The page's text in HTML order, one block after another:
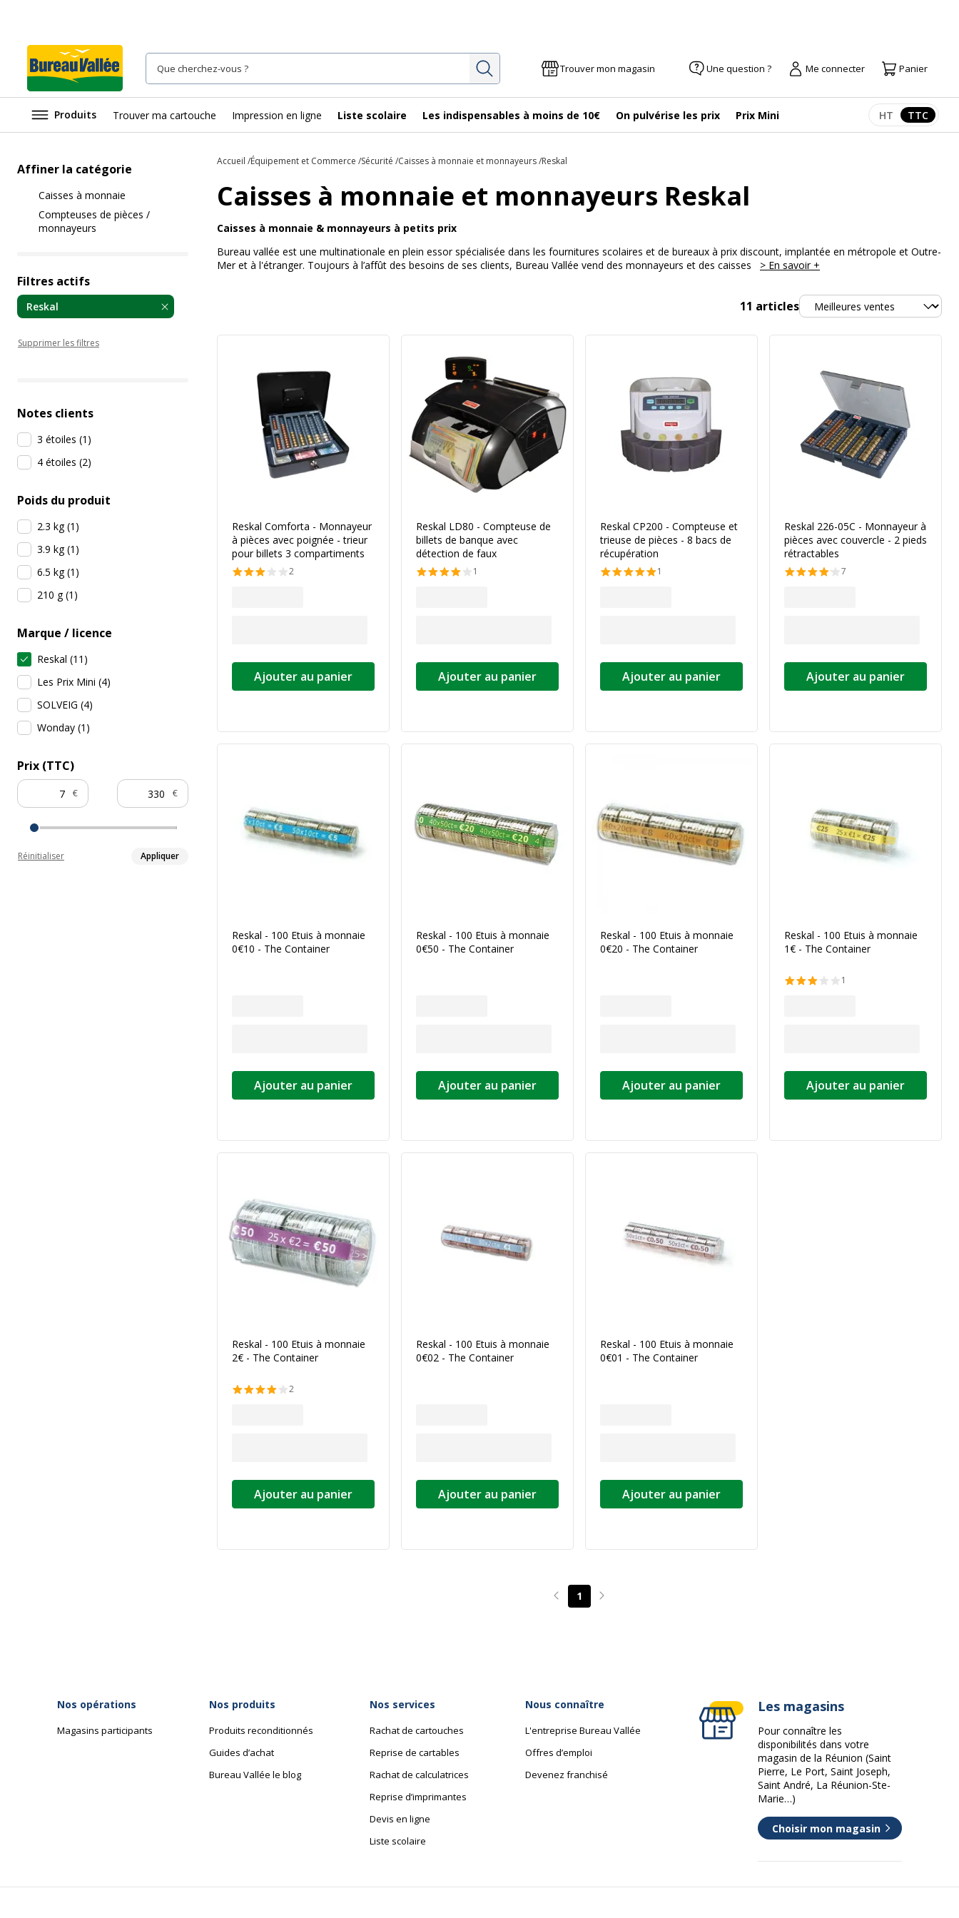
Rechercher Trouver mon magasin Une question ? Me connecter Panier
Produits Trouver ma cartouche Impression en ligne Liste scolaire Les indispensables à moins de 10€ On pulvérise les prix Prix Mini Afficher les
HT TTC
Affiner la catégorie
Caisses à monnaie
Compteuses de pièces /
monnayeurs
Filtres actifs
Reskal
Supprimer les filtres
Notes clients
3 étoiles (1 )
4 étoiles (2)
Poids du produit
2.3 kg(1 )
3.9 kg(1 )
6.5 kg(1 )
210 g(1 )
Marque / licence
Reskal (11 )
Les Prix Mini (4)
SOLVEIG (4)
Wonday (1 )
Prix (TTC)
€ €
Réinitialiser Appliquer
Accueil Équipement et Commerce Sécurité Caisses à monnaie et monnayeurs Reskal
Caisses à monnaie et monnayeurs Reskal
Caisses à monnaie & monnayeurs à petits prix
Bureau vallée est une multinationale en plein essor spécialisée dans les fournitures scolaires et de bureaux à prix discount, implantée en métropole et Outre-
Mer et à l'étranger. Toujours à l’affût des besoins de ses clients, Bureau Vallée vend des monnayeurs et des caisses
> En savoir +
11 articlesTrier
Reskal Comforta - Monnayeur
à pièces avec poignée - trieur
pour billets 3 compartiments
2
Ajouter au panier
Reskal LD80 - Compteuse de
billets de banque avec
détection de faux
1
Ajouter au panier
Reskal CP200 - Compteuse et
trieuse de pièces - 8 bacs de
récupération
1
Ajouter au panier
Reskal 226-05C - Monnayeur à
pièces avec couvercle - 2 pieds
rétractables
7
Ajouter au panier
Reskal - 100 Etuis à monnaie
0€10 - The Container
Ajouter au panier
Reskal - 100 Etuis à monnaie
0€50 - The Container
Ajouter au panier
Reskal - 100 Etuis à monnaie
0€20 - The Container
Ajouter au panier
Reskal - 100 Etuis à monnaie
1€ - The Container
1
Ajouter au panier
Reskal - 100 Etuis à monnaie
2€ - The Container
2
Ajouter au panier
Reskal - 100 Etuis à monnaie
0€02 - The Container
Ajouter au panier
Reskal - 100 Etuis à monnaie
0€01 - The Container
Ajouter au panier
Page précédente
1 Page suivante
Nos opérations
Magasins participants
Nos produits
Produits reconditionnés
Guides d’achat
Bureau Vallée le blog
Nos services
Rachat de cartouches
Reprise de cartables
Rachat de calculatrices
Reprise d’imprimantes
Devis en ligne
Liste scolaire
Nous connaître
L'entreprise Bureau Vallée
Offres d’emploi
Devenez franchisé
Les magasins
Pour connaître les
disponibilités dans votre
magasin de la Réunion (Saint
Pierre, Le Port, Saint Joseph,
Saint André, La Réunion-Ste-
Marie…)
Choisir mon magasin